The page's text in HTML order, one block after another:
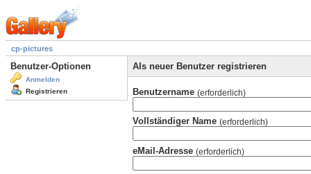
cp-pictures
Benutzer-Optionen
Anmelden
Registrieren
Als neuer Benutzer registrieren
Benutzername (erforderlich)
Vollständiger Name (erforderlich)
eMail-Adresse (erforderlich)